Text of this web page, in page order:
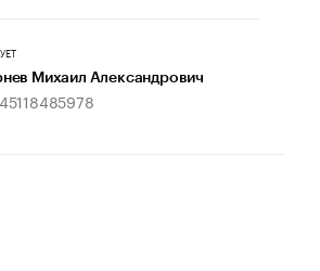
Михаил Александрович